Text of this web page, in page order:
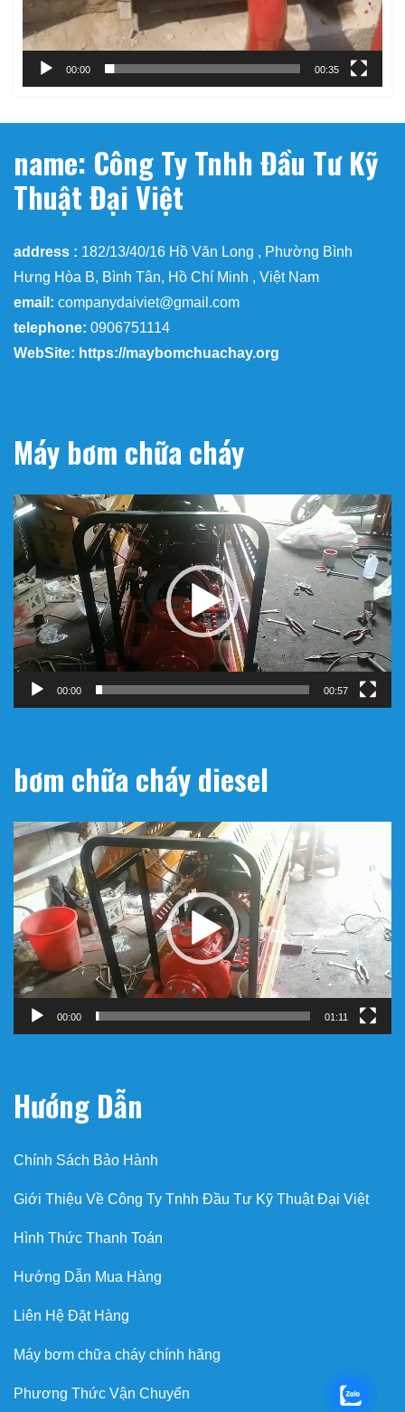
00:00 00:35
name: Công Ty Tnhh Đầu Tư Kỹ
Thuật Đại Việt
address : 182/13/40/16 Hồ Văn Long , Phường Bình
Hưng Hòa B, Bình Tân, Hồ Chí Minh , Việt Nam
email: companydaiviet@gmail.com
telephone: 0906751114
WebSite: https://maybomchuachay.org
Máy bơm chữa cháy
Trình
chơi
Video
00:00 00:57
bơm chữa cháy diesel
Trình
chơi
Video
00:00 01:11
Hướng Dẫn
Chính Sách Bảo Hành
Giới Thiệu Về Công Ty Tnhh Đầu Tư Kỹ Thuật Đại Việt
Hình Thức Thanh Toán
Hướng Dẫn Mua Hàng
Liên Hệ Đặt Hàng
Máy bơm chữa cháy chính hãng
Phương Thức Vận Chuyển